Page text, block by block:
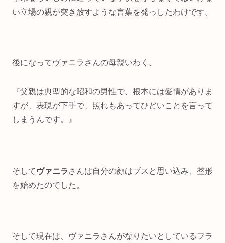
い立場の親が突き放すような言葉を発っしたわけです。
後になってヴァニラさんの母親いわく、
『父親は典型的な昭和の男性で、根本には愛情がありま
すが、表現が下手で、照れもあってひどいことを言って
しまうんです。』
そして ヴァニラ さんは自分の顔はブスと思い込み、整形
を始めたのでした。
そして現在は、ヴァニラさんがなりたいとしているフラ